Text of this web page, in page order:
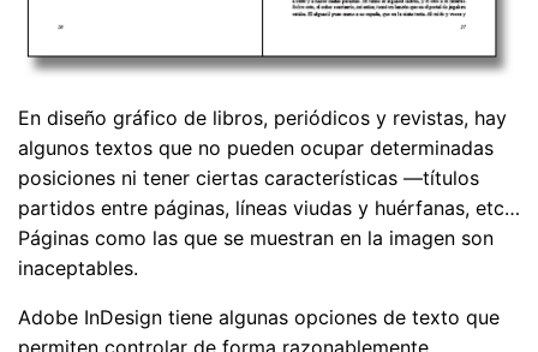
En diseño gráfico de libros, periódicos y revistas, hay
algunos textos que no pueden ocupar determinadas
posiciones ni tener ciertas características —títulos
partidos entre páginas, líneas viudas y huérfanas, etc…
Páginas como las que se muestran en la imagen son
inaceptables.
Adobe InDesign tiene algunas opciones de texto que
permiten controlar de forma razonablemente